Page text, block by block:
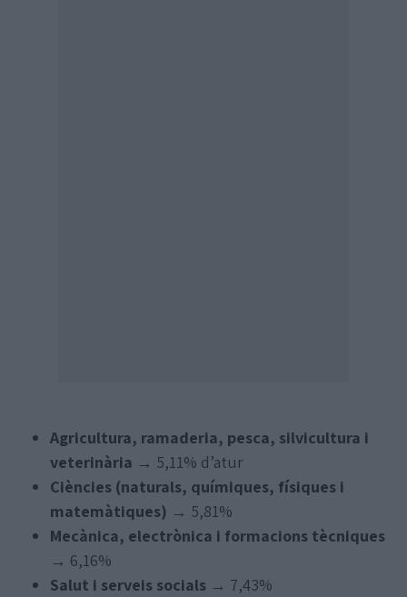
Agricultura, ramaderia, pesca, silvicultura i
veterinària → 5,11% d’atur
Ciències (naturals, químiques, físiques i
matemàtiques) → 5,81%
Mecànica, electrònica i formacions tècniques
→ 6,16%
Salut i serveis socials → 7,43%